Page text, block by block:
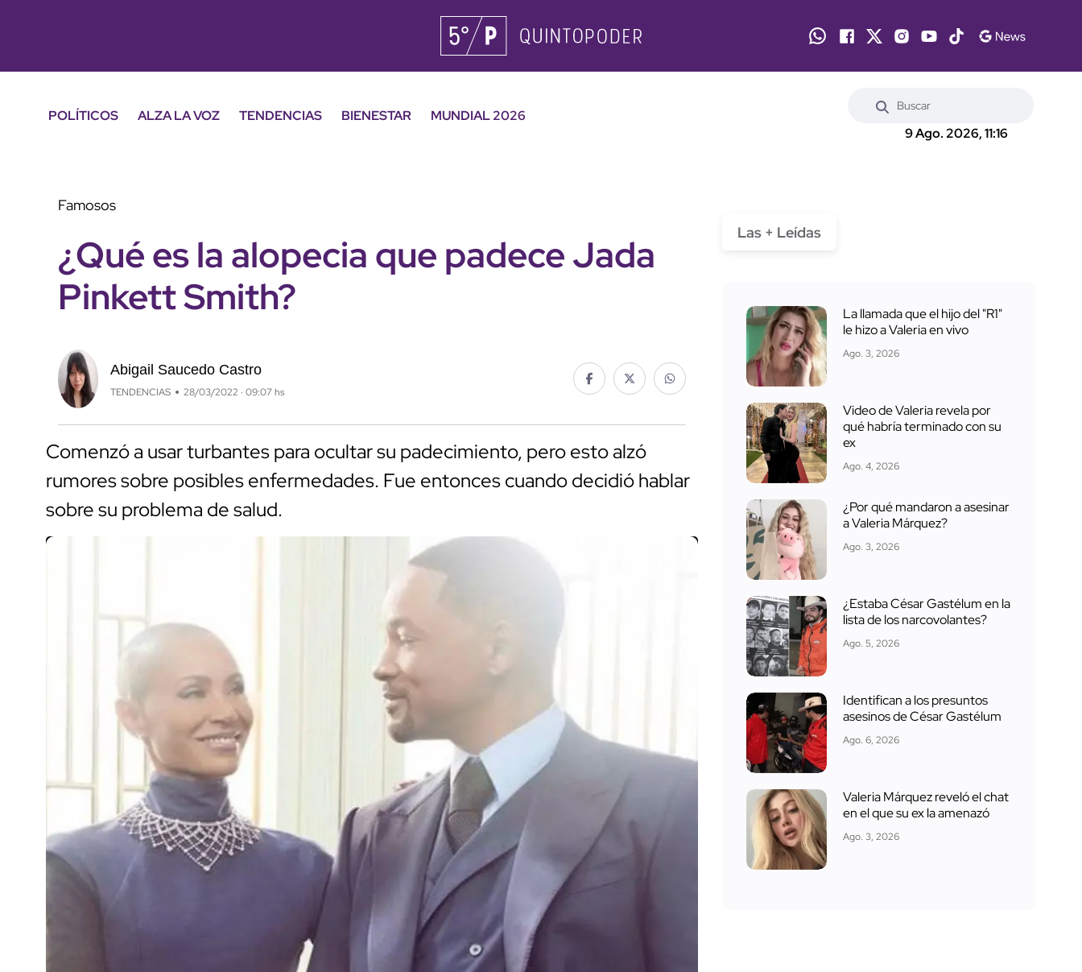
POLÍTICOS ALZA LA VOZ TENDENCIAS BIENESTAR
MUNDIAL 2026
9 Ago. 2026, 11:16
Famosos
¿Qué es la alopecia que padece Jada
Pinkett Smith?
Abigail Saucedo Castro
TENDENCIAS 28/03/2022 · 09:07 hs
Comenzó a usar turbantes para ocultar su padecimiento, pero esto alzó
rumores sobre posibles enfermedades. Fue entonces cuando decidió hablar
sobre su problema de salud.
Las + Leídas
La llamada que el hijo del "R1"
le hizo a Valeria en vivo
Ago. 3, 2026
Video de Valeria revela por
qué habría terminado con su
ex
Ago. 4, 2026
¿Por qué mandaron a asesinar
a Valeria Márquez?
Ago. 3, 2026
¿Estaba César Gastélum en la
lista de los narcovolantes?
Ago. 5, 2026
Identifican a los presuntos
asesinos de César Gastélum
Ago. 6, 2026
Valeria Márquez reveló el chat
en el que su ex la amenazó
Ago. 3, 2026